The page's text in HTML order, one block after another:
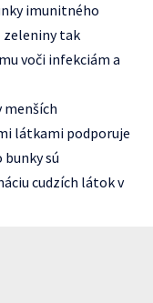
imunitného
zeleniny tak
voči infekciám a
menších
látkami podporuje
sú
cudzích látok v